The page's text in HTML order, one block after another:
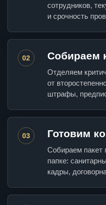
сотрудников,
и срочность
02 Собираем
Отделяем
от
штрафы,
03 Готовим
Собираем пакет
папке:
кадры,